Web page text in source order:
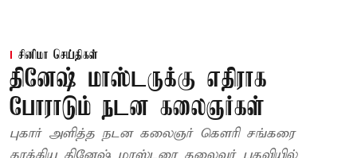
சினிமா செய்திகள்
தினேஷ் மாஸ்டருக்கு எதிராக
போராடும் நடன கலைஞர்கள்
புகார் அளித்த நடன கலைஞர் கௌரி சங்கரை